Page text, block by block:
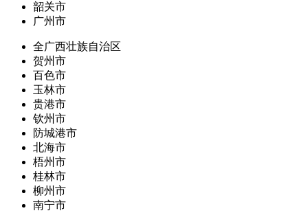
韶关市
广州市
全广西壮族自治区
贺州市
百色市
玉林市
贵港市
钦州市
防城港市
北海市
梧州市
桂林市
柳州市
南宁市